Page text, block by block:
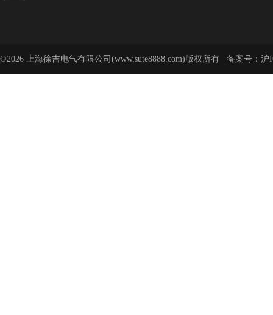
©2026 上海徐吉电气有限公司(www.sute8888.com)版权所有 备案号： 沪